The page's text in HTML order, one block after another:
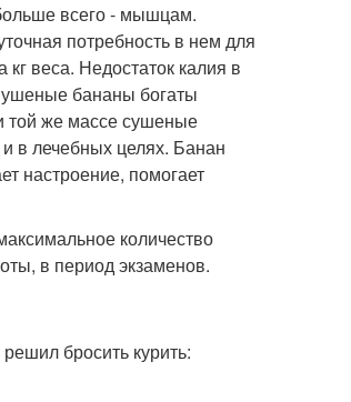
всего - мышцам.
потребность в нем для
веса. Недостаток калия в
бананы богаты
той же массе сушеные
в лечебных целях. Банан
настроение, помогает
количество
в период экзаменов.
бросить курить: